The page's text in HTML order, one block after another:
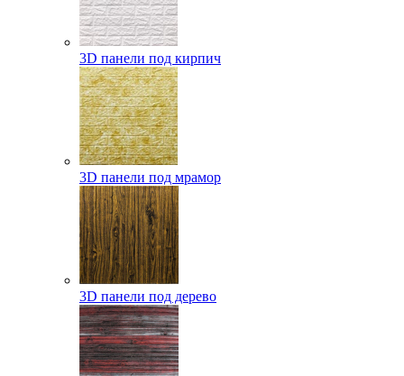
3D панели под кирпич
3D панели под мрамор
3D панели под дерево